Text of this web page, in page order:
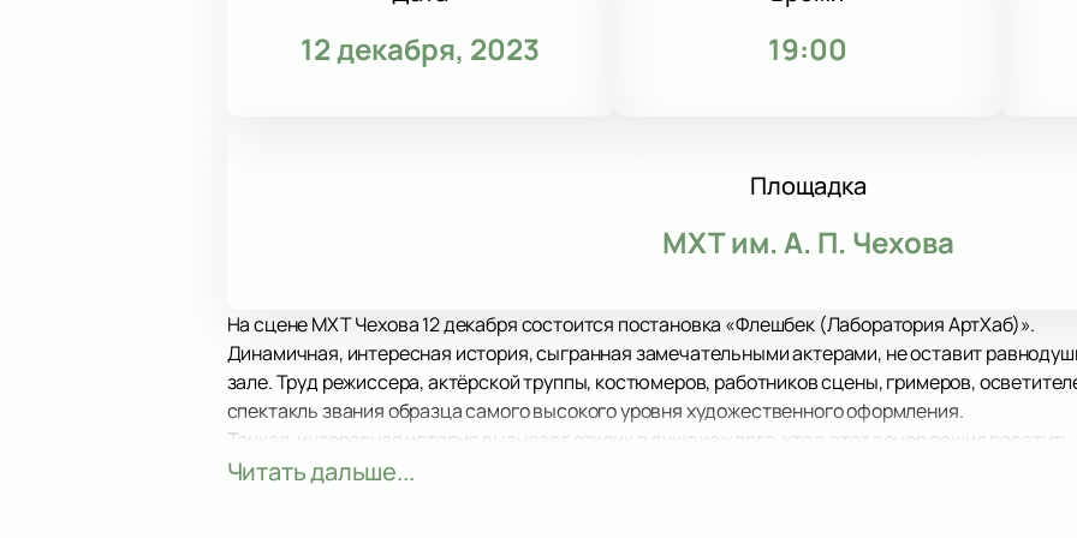
12 декабря, 2023 19:00
Площадка
МХТ им. А. П. Чехова
На сцене МХТ Чехова 12 декабря состоится постановка «Флешбек (Лаборатория АртХаб)».
Динамичная, интересная история, сыгранная замечательными актерами, не оставит
зале. Труд режиссера, актёрской труппы, костюмеров, работников сцены, гримеров,
спектакль звания образца самого высокого уровня художественного оформления.
Тонкая, интересная история вызывает отклик в душе каждого, кто в этот вечер решил
от повседневных забот и переживания. После просмотра остается приятное послевкусие,
Читать дальше...